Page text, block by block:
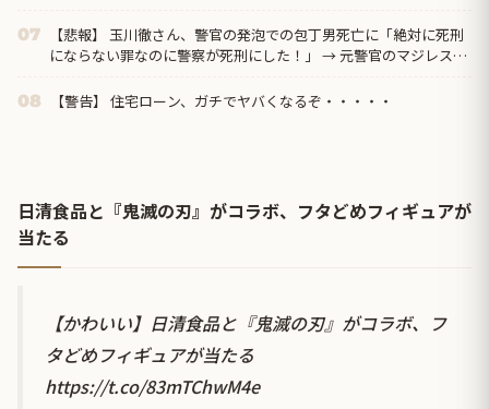
07
【悲報】 玉川徹さん、警官の発泡での包丁男死亡に「絶対に死刑
にならない罪なのに警察が死刑にした！」 → 元警官のマジレスが
08 【警告】 住宅ローン、ガチでヤバくなるぞ・・・・・
日清食品と『鬼滅の刃』がコラボ、フタどめフィギュアが
当たる
【かわいい】日清食品と『鬼滅の刃』がコラボ、フ
タどめフィギュアが当たる
https://t.co/83mTChwM4e